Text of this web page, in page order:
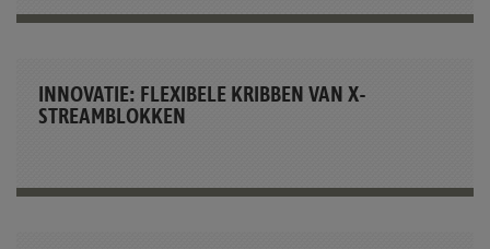
INNOVATIE: FLEXIBELE KRIBBEN VAN X-
STREAMBLOKKEN